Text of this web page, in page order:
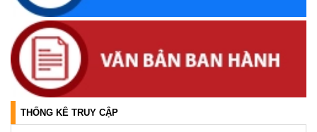
(19/03/2026, 16:51)
Lịch tiếp công dân của Chủ tịch UBND xã trong tháng
03/2026
(04/03/2026, 16:50)
THỐNG KÊ TRUY CẬP